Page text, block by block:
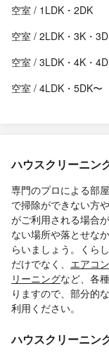
空室 / 1LDK・2DK
空室 / 2LDK・3K・
空室 / 3LDK・4K・
空室 / 4LDK・5DK〜
ハウスクリーニン
専門のプロによる部
で掃除ができない方
がご利用される場合
ない場所や落とせな
らいましょう。くら
だけでなく、 エアコ
リーニングなど、各
りますので、部分的
利用ください。
ハウスクリーニン